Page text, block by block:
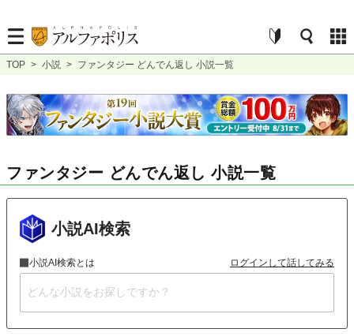
TOP > 小説 > ファンタジー どんでん返し 小説一覧
ファンタジー どんでん返し 小説一覧
小説AI検索
小説AI検索とは ログインして話してみる